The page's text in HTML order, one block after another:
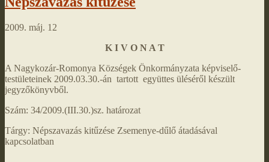
2009. máj. 12
K I V O N A T
A Nagykozár-Romonya Községek Önkormányzata képviselő-
testületeinek 2009.03.30.-án tartott együttes üléséről készült
jegyzőkönyvből.
Szám: 34/2009.(III.30.)sz. határozat
Tárgy: Népszavazás kitűzése Zsemenye-dűlő átadásával
kapcsolatban